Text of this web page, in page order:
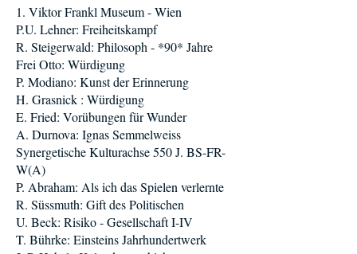
1. Viktor Frankl Museum - Wien
P.U. Lehner: Freiheitskampf
R. Steigerwald: Philosoph - *90* Jahre
Frei Otto: Würdigung
P. Modiano: Kunst der Erinnerung
H. Grasnick : Würdigung
E. Fried: Vorübungen für Wunder
A. Durnova: Ignas Semmelweiss
Synergetische Kulturachse 550 J. BS-FR-
W(A)
P. Abraham: Als ich das Spielen verlernte
R. Süssmuth: Gift des Politischen
U. Beck: Risiko - Gesellschaft I-IV
T. Bührke: Einsteins Jahrhundertwerk